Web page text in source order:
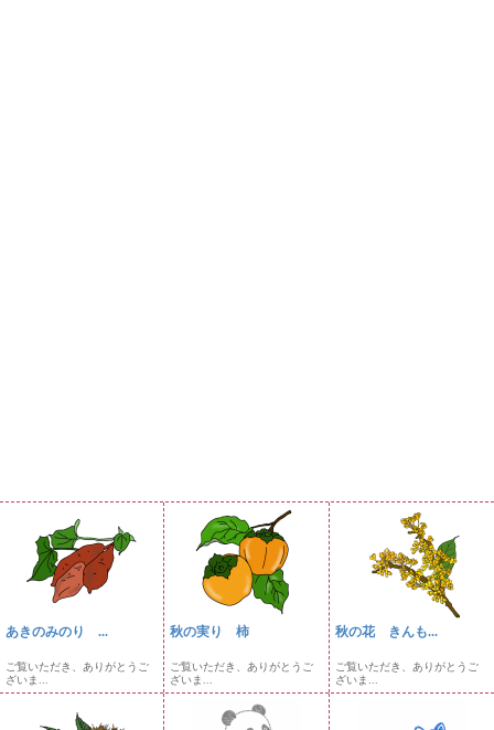
あきのみのり ...
ご覧いただき、ありがとうご
ざいま...
秋の実り 柿
ご覧いただき、ありがとうご
ざいま...
秋の花 きんも...
ご覧いただき、ありがとうご
ざいま...